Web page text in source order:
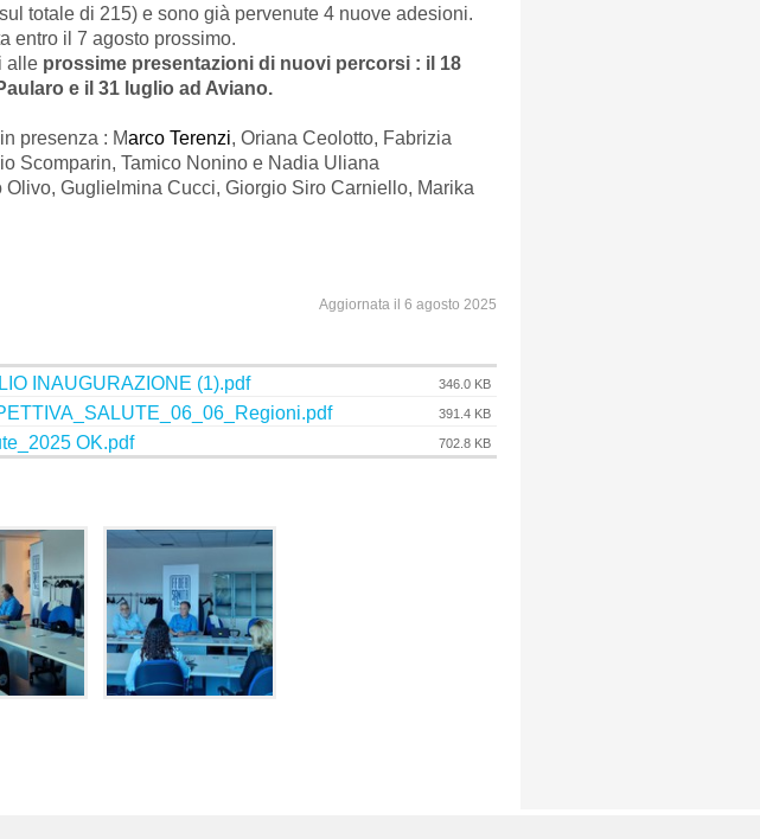
totale di 215) e sono già pervenute 4 nuove adesioni.
entro il 7 agosto prossimo.
alle prossime presentazioni di nuovi percorsi : il 18
e il 31 luglio ad Aviano.
presenza : Marco Terenzi, Oriana Ceolotto, Fabrizia
Scomparin, Tamico Nonino e Nadia Uliana
Olivo, Guglielmina Cucci, Giorgio Siro Carniello, Marika
Aggiornata il 6 agosto 2025
INAUGURAZIONE (1).pdf 346.0 KB
391.4 KB
OK.pdf 702.8 KB